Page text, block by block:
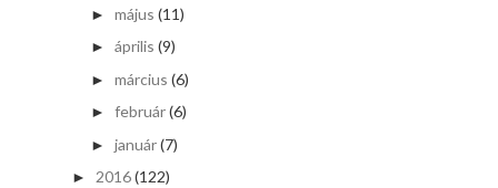
► május (11)
► április (9)
► március (6)
► február(6)
► január(7)
► 2016(122)